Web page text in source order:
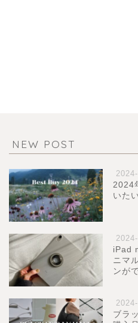
NEW POST
2024
いた
iPad
ニマ
ンが
ブラ